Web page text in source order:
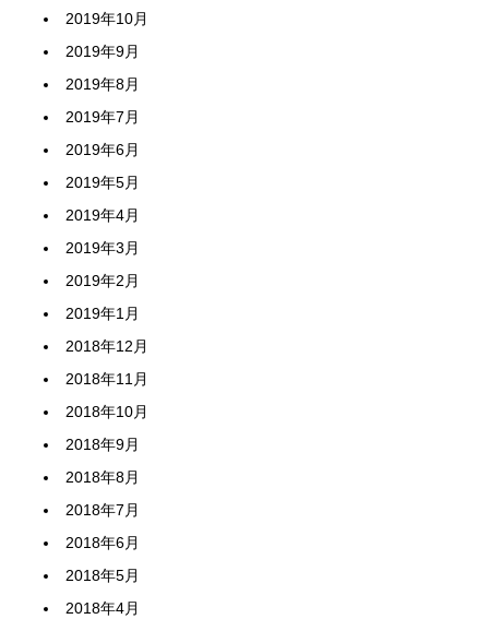
2019年10月
2019年9月
2019年8月
2019年7月
2019年6月
2019年5月
2019年4月
2019年3月
2019年2月
2019年1月
2018年12月
2018年11月
2018年10月
2018年9月
2018年8月
2018年7月
2018年6月
2018年5月
2018年4月